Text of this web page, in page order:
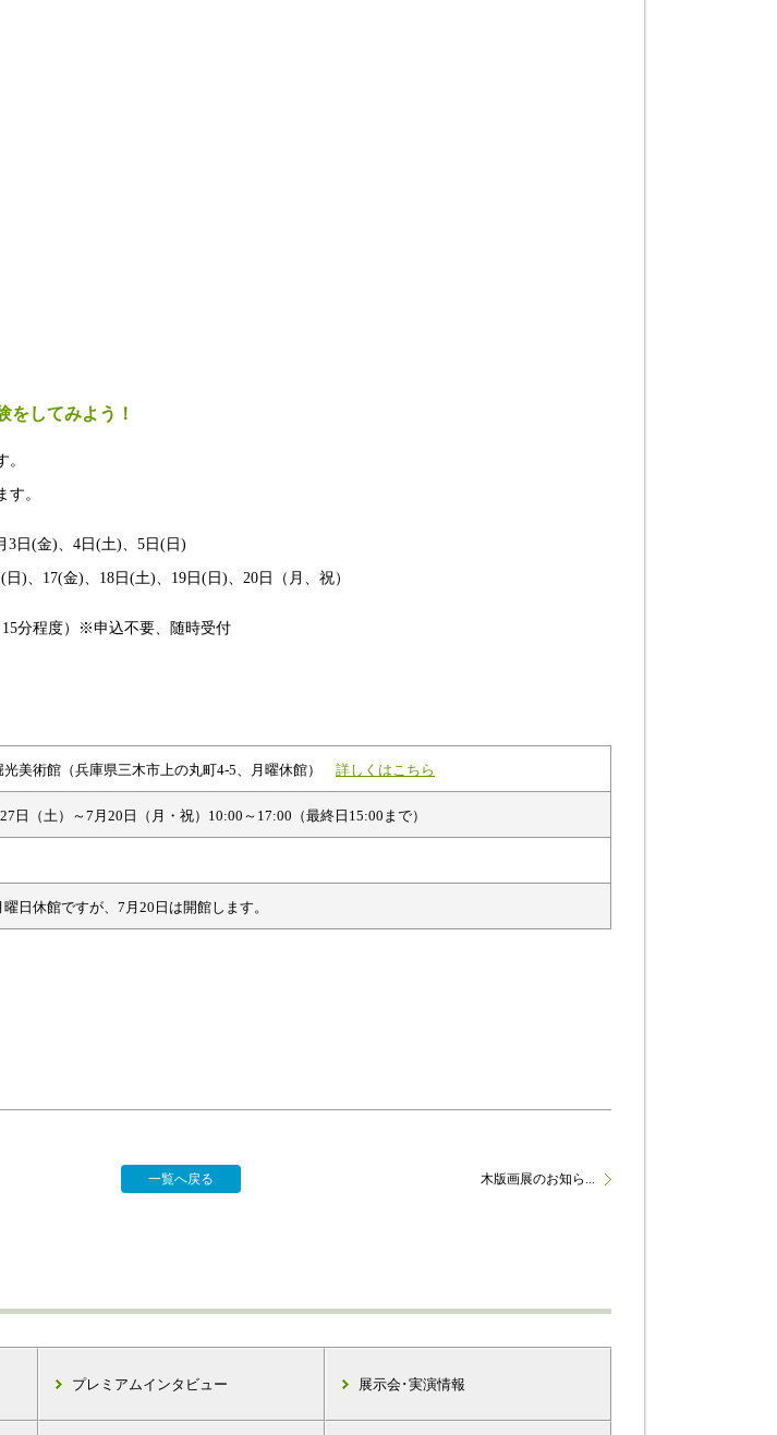
をしてみよう！
。
3日(金)、4日(土)、5日(日)
金)、18日(土)、19日(日)、20日（月、祝）
度）※申込不要、随時受付
光美術館（兵庫県三木市上の丸町4-5、月曜休館） 詳しくはこちら
日（土）～7月20日（月・祝）10:00～17:00（最終日15:00まで）
日休館ですが、7月20日は開館します。
一覧へ戻る 木版画展のお知ら...
プレミアムインタビュー 展示会･実演情報